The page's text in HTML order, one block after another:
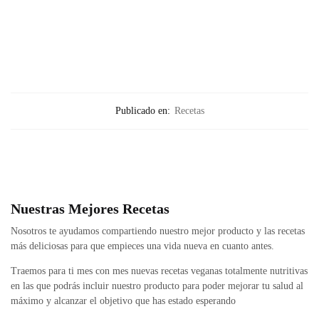
Publicado en: Recetas
Nuestras Mejores Recetas
Nosotros te ayudamos compartiendo nuestro mejor producto y las recetas
más deliciosas para que empieces una vida nueva en cuanto antes.
Traemos para ti mes con mes nuevas recetas veganas totalmente nutritivas
en las que podrás incluir nuestro producto para poder mejorar tu salud al
máximo y alcanzar el objetivo que has estado esperando